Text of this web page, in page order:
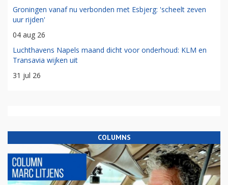
Groningen vanaf nu verbonden met Esbjerg: 'scheelt zeven
uur rijden'
04 aug 26
Luchthavens Napels maand dicht voor onderhoud: KLM en
Transavia wijken uit
31 jul 26
COLUMNS